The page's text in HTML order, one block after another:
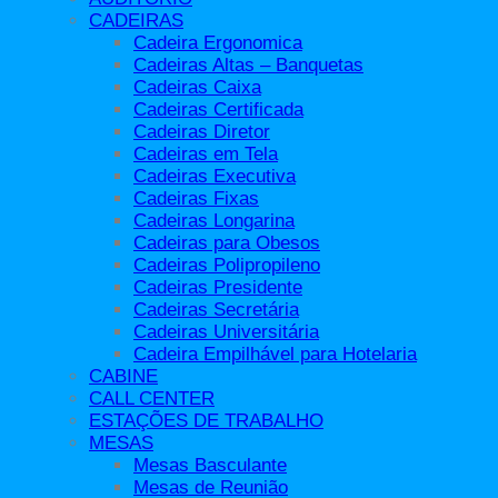
CADEIRAS
Cadeira Ergonomica
Cadeiras Altas – Banquetas
Cadeiras Caixa
Cadeiras Certificada
Cadeiras Diretor
Cadeiras em Tela
Cadeiras Executiva
Cadeiras Fixas
Cadeiras Longarina
Cadeiras para Obesos
Cadeiras Polipropileno
Cadeiras Presidente
Cadeiras Secretária
Cadeiras Universitária
Cadeira Empilhável para Hotelaria
CABINE
CALL CENTER
ESTAÇÕES DE TRABALHO
MESAS
Mesas Basculante
Mesas de Reunião
Mesas Basculante
Mesas de Apoio
Mesas de Escritório
Mesas de Reunião
Mesas Diretor e Presidente
Mesas Operacionais
Mesas para Cadeirantes Padrão Abnt
Mesas para Reunião
Móveis Área Externa
Móveis de Aço
Armários de Aço
Arquivos de Aço
Estantes de Aço
Mapotecas de Aço
Roupeiros de Aço
Roupeiros Insalubre
Móveis Escolares
Armários Móveis Escolares
Bancadas para Espaço Maker
Bancos
Cadeiras e Móveis Escolares
Carteira Escolar